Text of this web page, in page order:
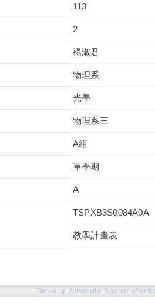
113
2
楊淑君
物理系
光學
物理系三
A組
單學期
A
TSPXB3S0084A0A
教學計畫表
Tamkang University Teacher